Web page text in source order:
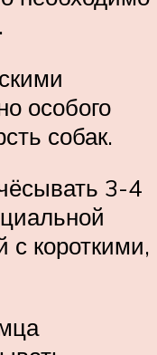
особого
собак.
3-4
с короткими,